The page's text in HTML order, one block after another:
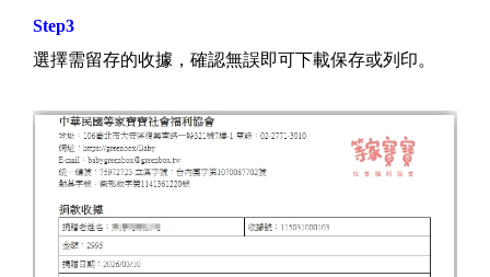
Step3
選擇需留存的收據，確認無誤即可下載保存或列印。